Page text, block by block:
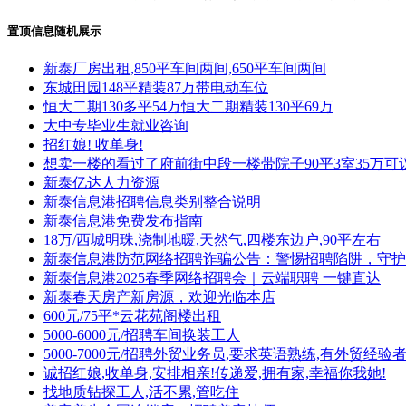
置顶信息随机展示
新泰厂房出租,850平车间两间,650平车间两间
东城田园148平精装87万带电动车位
恒大二期130多平54万恒大二期精装130平69万
大中专毕业生就业咨询
招红娘! 收单身!
想卖一楼的看过了府前街中段一楼带院子90平3室35万可
新泰亿达人力资源
新泰信息港招聘信息类别整合说明
新泰信息港免费发布指南
18万/西城明珠,浇制地暖,天然气,四楼东边户,90平左右
新泰信息港防范网络招聘诈骗公告：警惕招聘陷阱，守
新泰信息港2025春季网络招聘会｜云端职聘 一键直达
新泰春天房产新房源，欢迎光临本店
600元/75平*云花苑阁楼出租
5000-6000元/招聘车间换装工人
5000-7000元/招聘外贸业务员,要求英语熟练,有外贸经验
诚招红娘,收单身,安排相亲!传递爱,拥有家,幸福你我她!
找地质钻探工人,活不累,管吃住